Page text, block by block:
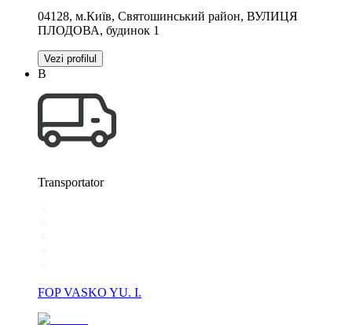
04128, м.Київ, Святошинський район, ВУЛИЦЯ
ПЛОДОВА, будинок 1
Vezi profilul
В
Transportator
FOP VASKO YU. I.